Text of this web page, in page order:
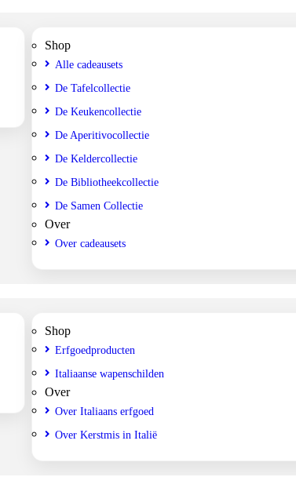
Shop
Alle cadeausets
De Tafelcollectie
De Keukencollectie
De Aperitivocollectie
De Keldercollectie
De Bibliotheekcollectie
De Samen Collectie
Over
Over cadeausets
Shop
Erfgoedproducten
Italiaanse wapenschilden
Over
Over Italiaans erfgoed
Over Kerstmis in Italië